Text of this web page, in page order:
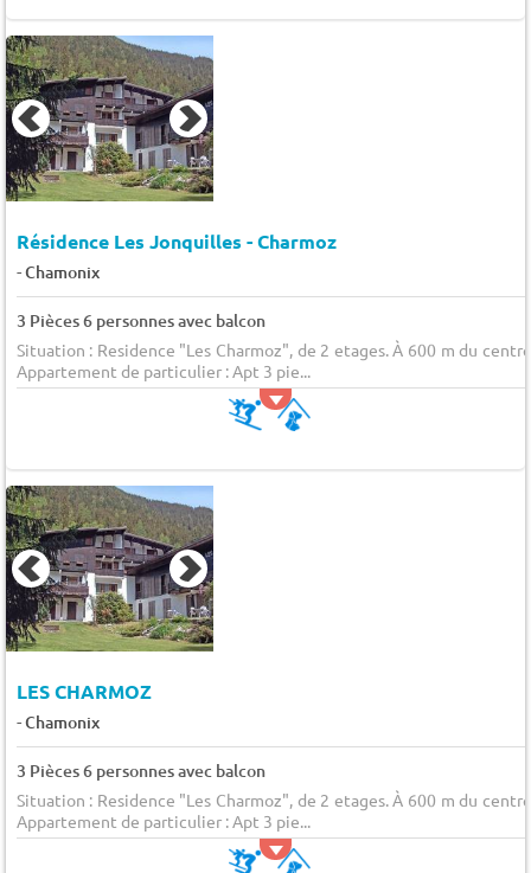
Résidence Les Jonquilles - Charmoz
-Chamonix
3 Pièces 6 personnes avec balcon
Situation : Residence "Les Charmoz", de 2 etages. À 600 m du
Appartement de particulier : Apt 3 pie...
LES CHARMOZ
-Chamonix
3 Pièces 6 personnes avec balcon
Situation : Residence "Les Charmoz", de 2 etages. À 600 m du
Appartement de particulier : Apt 3 pie...